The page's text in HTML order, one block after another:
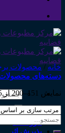
جستجو
خانه
فروشگاه
پذیرش اثر
خانه / محصولات
دسته‌های
نمایش 151–200 از 225 نتیجه
جستجو